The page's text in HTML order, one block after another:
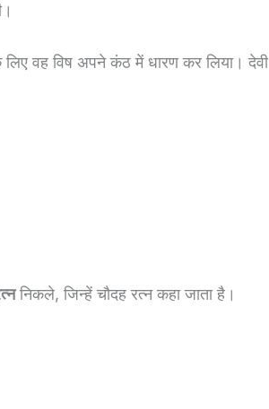
लिए वह विष अपने कंठ में धारण कर लिया। देवी
निकले, जिन्हें चौदह रत्न कहा जाता है।